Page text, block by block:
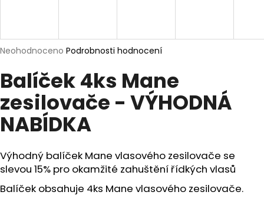
Průměrné
produktu
je
z
5
hvězdiček.
Neohodnoceno Podrobnosti hodnocení
Balíček 4ks Mane
zesilovače - VÝHODNÁ
NABÍDKA
Výhodný balíček Mane vlasového zesilovače se
slevou 15% pro okamžité zahuštění řídkých vlasů
Balíček obsahuje 4ks Mane vlasového zesilovače.
í
?
D